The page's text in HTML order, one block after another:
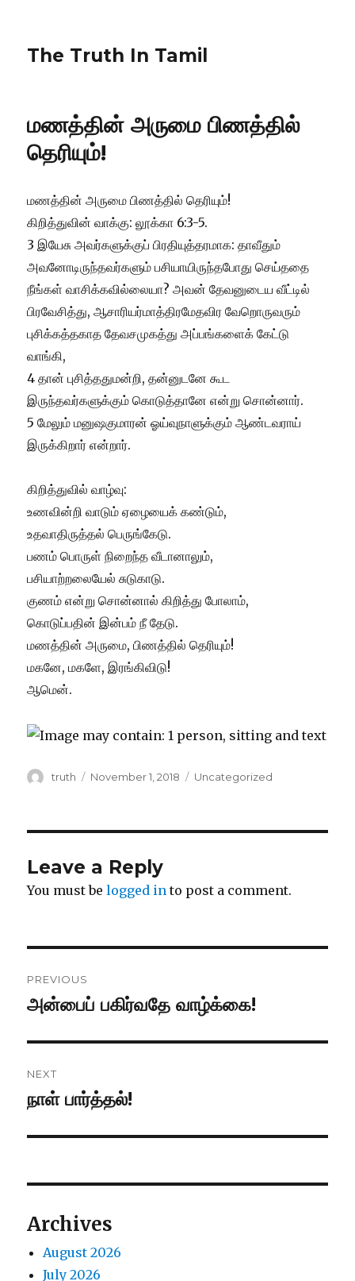
The Truth In Tamil
மணத்தின் அருமை பிணத்தில்
தெரியும்!
மணத்தின் அருமை பிணத்தில் தெரியும்!
கிறித்துவின் வாக்கு: லூக்கா 6:3-5.
3 இயேசு அவர்களுக்குப் பிரதியுத்தரமாக: தாவீதும்
அவனோடிருந்தவர்களும் பசியாயிருந்தபோது செய்ததை
நீங்கள் வாசிக்கவில்லையா? அவன் தேவனுடைய வீட்டில்
பிரவேசித்து, ஆசாரியர்மாத்திரமேதவிர வேறொருவரும்
புசிக்கத்தகாத தேவசமுகத்து அப்பங்களைக் கேட்டு
வாங்கி,
4 தான் புசித்ததுமன்றி, தன்னுடனே கூட
இருந்தவர்களுக்கும் கொடுத்தானே என்று சொன்னார்.
5 மேலும் மனுஷகுமாரன் ஓய்வுநாளுக்கும் ஆண்டவராய்
இருக்கிறார் என்றார்.
கிறித்துவில் வாழ்வு:
உணவின்றி வாடும் ஏழையைக் கண்டும்,
உதவாதிருத்தல் பெருங்கேடு.
பணம் பொருள் நிறைந்த வீடானாலும்,
பசியாற்றலையேல் சுடுகாடு.
குணம் என்று சொன்னால் கிறித்து போலாம்,
கொடுப்பதின் இன்பம் நீ தேடு.
மணத்தின் அருமை, பிணத்தில் தெரியும்!
மகனே, மகளே, இரங்கிவிடு!
ஆமென்.
Author
truth
Posted
November 1, 2018 Categories
Uncategorized
Leave a Reply
You must belogged in to post a comment.
navigation
PREVIOUS
Previous
அன்பைப் பகிர்வதே வாழ்க்கை!
NEXT
Next
நாள் பார்த்தல்!
Archives
August 2026
July 2026